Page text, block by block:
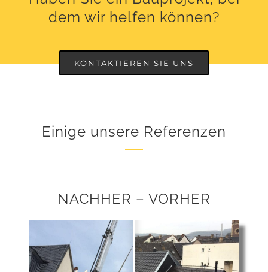
dem wir helfen können?
KONTAKTIEREN SIE UNS
Einige unsere Referenzen
NACHHER – VORHER